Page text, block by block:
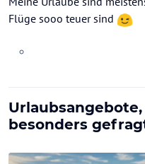
Flüge sooo teuer sind